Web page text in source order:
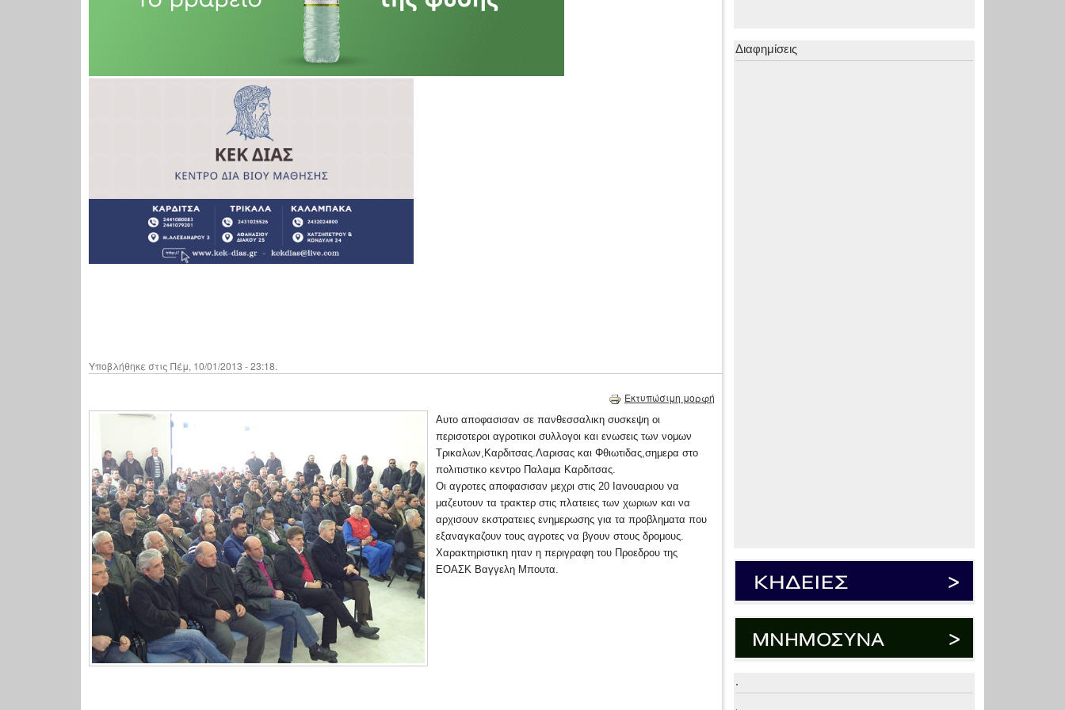
Υποβλήθηκε στις Πέμ, 10/01/2013 - 23:18.
Εκτυπώσιμη μορφή
Αυτο αποφασισαν σε πανθεσσαλικη συσκεψη οι
περισοτεροι αγροτικοι συλλογοι και ενωσεις των νομων
Τρικαλων,Καρδιτσας.Λαρισας και Φθιωτιδας,σημερα στο
πολιτιστικο κεντρο Παλαμα Καρδιτσας.
Οι αγροτες αποφασισαν μεχρι στις 20 Ιανουαριου να
μαζευτουν τα τρακτερ στις πλατειες των χωριων και να
αρχισουν εκστρατειες ενημερωσης για τα προβληματα που
εξαναγκαζουν τους αγροτες να βγουν στους δρομους.
Χαρακτηριστικη ηταν η περιγραφη του Προεδρου της
ΕΟΑΣΚ Βαγγελη Μπουτα.
Διαφημίσεις
.
.